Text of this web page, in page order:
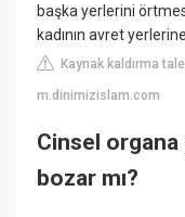
başka yerlerini
kadının avret
Kaynak kaldırma
m.dinimizislam.com
Cinsel
bozar mı?